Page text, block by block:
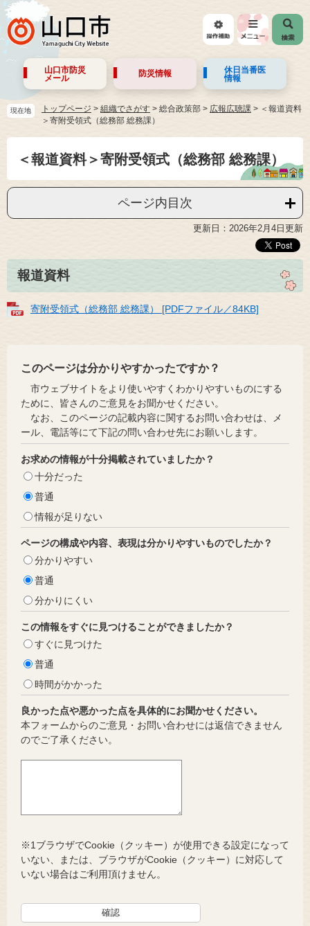
山口市防災
メール
防災情報
休日当番医
情報
現在地 トップページ > 組織でさがす > 総合政策部 > 広報広聴課 > ＜報道資料
＞寄附受領式（総務部 総務課）
＜報道資料＞寄附受領式（総務部 総務課）
ページ内目次
更新日：2026年2月4日更新
報道資料
寄附受領式（総務部 総務課） [PDFファイル／84KB]
このページは分かりやすかったですか？
市ウェブサイトをより使いやすくわかりやすいものにする
ために、皆さんのご意見をお聞かせください。
なお、このページの記載内容に関するお問い合わせは、メ
ール、電話等にて下記の問い合わせ先にお願いします。
お求めの情報が十分掲載されていましたか？
十分だった
普通
情報が足りない
ページの構成や内容、表現は分かりやすいものでしたか？
分かりやすい
普通
分かりにくい
この情報をすぐに見つけることができましたか？
すぐに見つけた
普通
時間がかかった
良かった点や悪かった点を具体的にお聞かせください。
本フォームからのご意見・お問い合わせには返信できません
のでご了承ください。
※1ブラウザでCookie（クッキー）が使用できる設定になって
いない、または、ブラウザがCookie（クッキー）に対応して
いない場合はご利用頂けません。